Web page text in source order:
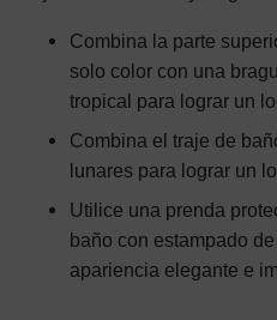
Combina la parte
solo color con una
tropical para lograr un
Combina el traje de
lunares para lograr un
Utilice una prenda
baño con estampado
apariencia elegante e